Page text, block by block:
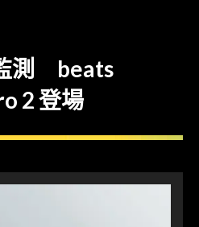
測 beats
2 登場